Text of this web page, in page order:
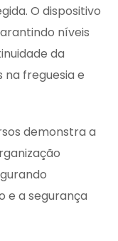
O dispositivo
níveis
da
freguesia e
demonstra a
e a segurança